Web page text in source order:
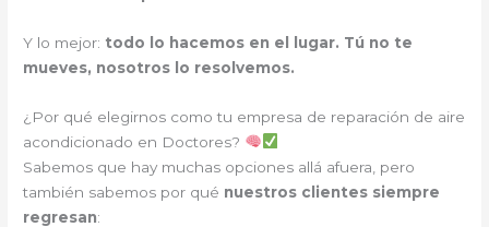
Y lo mejor: todo lo hacemos en el lugar. Tú no te
mueves, nosotros lo resolvemos.
¿Por qué elegirnos como tu empresa de reparación de aire
acondicionado en Doctores?
Sabemos que hay muchas opciones allá afuera, pero
también sabemos por qué nuestros clientes siempre
regresan: